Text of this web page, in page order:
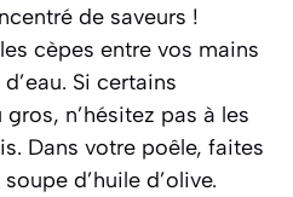
de saveurs !
cèpes entre vos mains
Si certains
n’hésitez pas à les
Dans votre poêle, faites
d’huile d’olive.